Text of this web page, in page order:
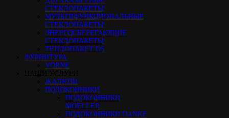
СТЕКЛОПАКЕТЫ
МУЛЬТИФУНКЦИОНАЛЬНЫЕ
СТЕКЛОПАКЕТЫ
ЭНЕРГОСБЕРЕГАЮЩИЕ
СТЕКЛОПАКЕТЫ
ТЕПЛОПАКЕТ DS
ФУРНИТУРА
VORNE
ЖАЛЮЗИ
ПОДОКОННИКИ
ПОДОКОННИКИ
MOELLER
ПОДОКОННИКИ DANKE